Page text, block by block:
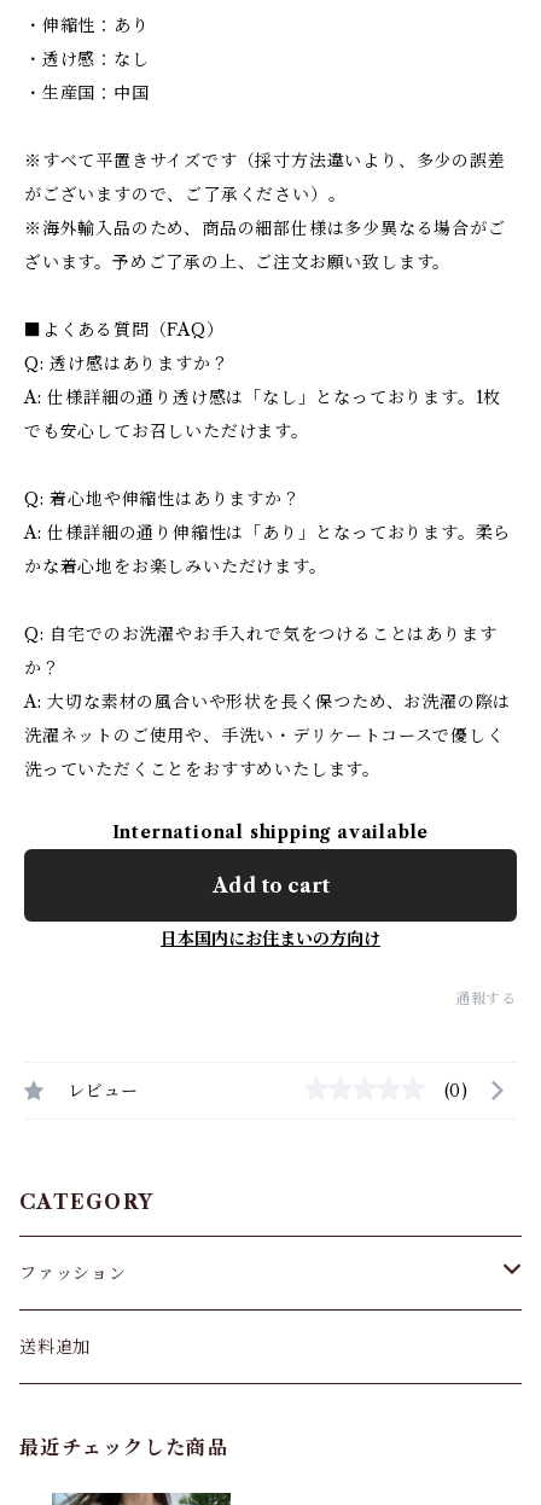
・伸縮性：あり
・透け感：なし
・生産国：中国
※すべて平置きサイズです（採寸方法違いより、多少の誤差
がございますので、ご了承ください）。
※海外輸入品のため、商品の細部仕様は多少異なる場合がご
ざいます。予めご了承の上、ご注文お願い致します。
■よくある質問（FAQ）
Q: 透け感はありますか？
A: 仕様詳細の通り透け感は「なし」となっております。1枚
でも安心してお召しいただけます。
Q: 着心地や伸縮性はありますか？
A: 仕様詳細の通り伸縮性は「あり」となっております。柔ら
かな着心地をお楽しみいただけます。
Q: 自宅でのお洗濯やお手入れで気をつけることはあります
か？
A: 大切な素材の風合いや形状を長く保つため、お洗濯の際は
洗濯ネットのご使用や、手洗い・デリケートコースで優しく
洗っていただくことをおすすめいたします。
International shipping available
Add to cart
日本国内にお住まいの方向け
通報する
レビュー (0)
CATEGORY
ファッション
パンツ&スカート
バッグ
送料追加
最近チェックした商品